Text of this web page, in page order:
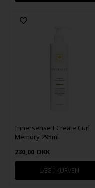
Innersense I Create Curl
Memory 295ml
230,00 DKK